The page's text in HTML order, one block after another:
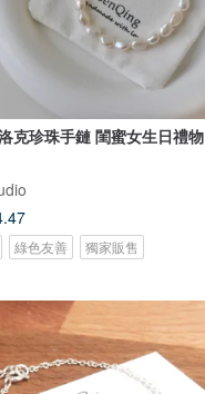
克珍珠手鏈 閨蜜女生日禮物
綠色友善 獨家販售